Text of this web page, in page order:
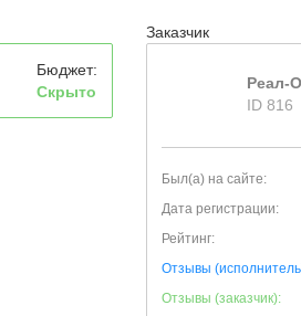
Бюджет:
Скрыто
Заказчик
Реал-
ID 816
Был(а) на сайте:
Дата регистрации:
Рейтинг:
Отзывы
Отзывы (заказчик):